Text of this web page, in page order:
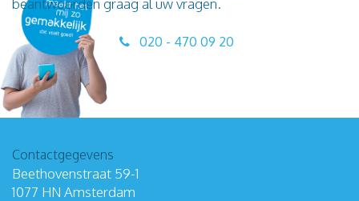
beantwoorden graag al uw vragen.
020 - 470 09 20
Contactgegevens
Beethovenstraat 59-1
1077 HN Amsterdam